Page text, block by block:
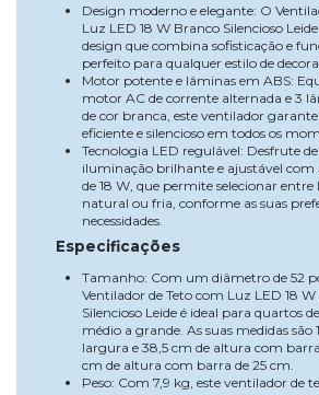
Design moderno e elegante: O
Luz LED 18 W Branco Silencioso
design que combina sofisticação e
perfeito para qualquer estilo de
Motor potente e lâminas em ABS:
motor AC de corrente alternada e 3
de cor branca, este ventilador
eficiente e silencioso em todos os
Tecnologia LED regulável: Desfrute
iluminação brilhante e ajustável com
de 18 W, que permite selecionar entre
natural ou fria, conforme as suas
necessidades.
Especificações
Tamanho: Com um diâmetro de 52
Ventilador de Teto com Luz LED 18
Silencioso Leide é ideal para quartos
médio a grande. As suas medidas são
largura e 38,5 cm de altura com barra
cm de altura com barra de 25 cm.
Peso: Com 7,9 kg, este ventilador de